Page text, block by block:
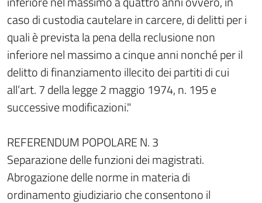
caso di custodia cautelare in carcere, di delitti per i
quali è prevista la pena della reclusione non
inferiore nel massimo a cinque anni nonché per il
delitto di finanziamento illecito dei partiti di cui
all’art. 7 della legge 2 maggio 1974, n. 195 e
successive modificazioni."
REFERENDUM POPOLARE N. 3
Separazione delle funzioni dei magistrati.
Abrogazione delle norme in materia di
ordinamento giudiziario che consentono il